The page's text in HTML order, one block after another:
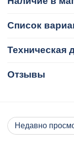
Список
Техническая
Отзывы
Недавно